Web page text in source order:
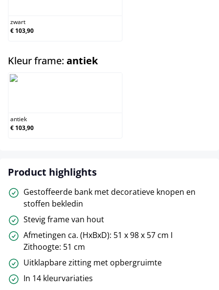
zwart
€ 103,90
Kleur frame: antiekselect
antiek
€ 103,90
Product highlights
Gestoffeerde bank met decoratieve knopen en
stoffen bekledin
Stevig frame van hout
Afmetingen ca. (HxBxD): 51 x 98 x 57 cm I
Zithoogte: 51 cm
Uitklapbare zitting met opbergruimte
In 14 kleurvariaties